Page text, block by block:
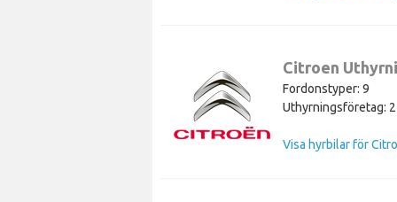
Citroen
Fordonstyper: 9
Uthyrningsföretag:
Visa hyrbilar för